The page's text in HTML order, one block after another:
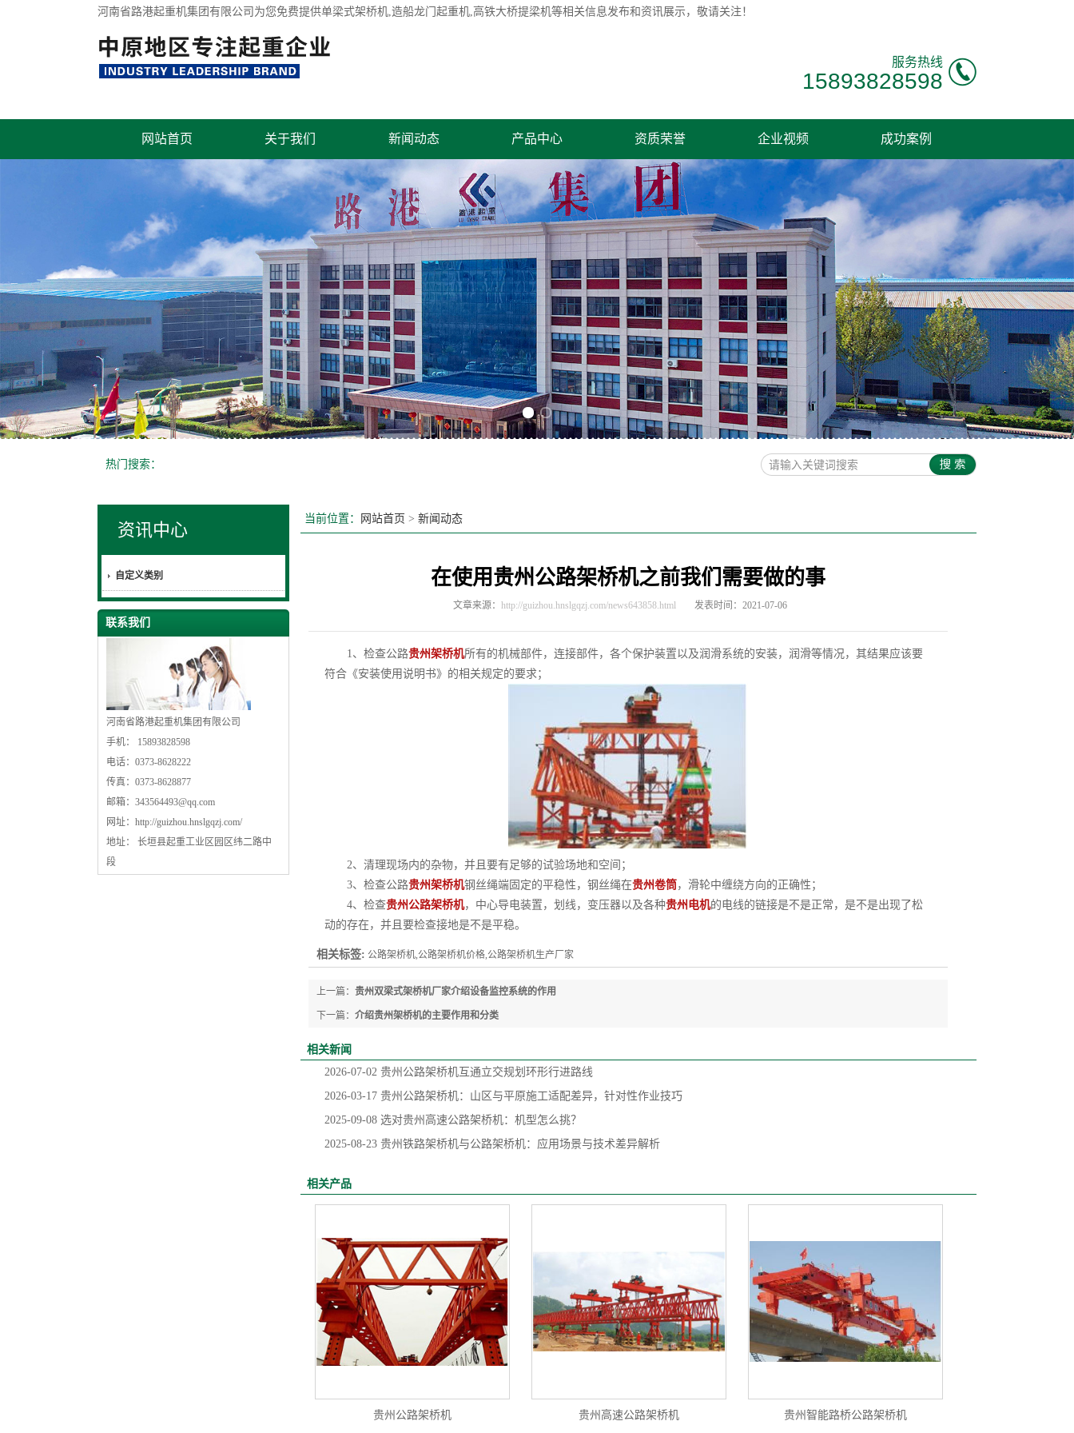
河南省路港起重机集团有限公司为您免费提供单梁式架桥机,造船龙门起重机,高铁大桥提梁机等相关信息发布和资讯展示，敬请关注！
服务热线
15893828598
网站首页 关于我们 新闻动态 产品中心 资质荣誉 企业视频 成功案例
联系我们
热门搜索：
资讯中心
自定义类别
联系我们
河南省路港起重机集团有限公司
手机： 15893828598
电话：0373-8628222
传真：0373-8628877
邮箱： 343564493@qq.com
网址： http://guizhou.hnslgqzj.com/
地址： 长垣县起重工业区园区纬二路中
段
当前位置： 网站首页 > 新闻动态
在使用贵州公路架桥机之前我们需要做的事
文章来源： http://guizhou.hnslgqzj.com/news643858.html 发表时间：2021-07-06
1、检查公路贵州架桥机所有的机械部件，连接部件，各个保护装置以及润滑系统的安装，润滑等情况，其结果应该要
符合《安装使用说明书》的相关规定的要求；
2、清理现场内的杂物，并且要有足够的试验场地和空间；
3、检查公路贵州架桥机钢丝绳端固定的平稳性，钢丝绳在贵州卷筒 ，滑轮中缠绕方向的正确性；
4、检查贵州公路架桥机，中心导电装置，划线，变压器以及各种贵州电机的电线的链接是不是正常，是不是出现了松
动的存在，并且要检查接地是不是平稳。
相关标签: 公路架桥机,公路架桥机价格,公路架桥机生产厂家
上一篇： 贵州双梁式架桥机厂家介绍设备监控系统的作用
下一篇： 介绍贵州架桥机的主要作用和分类
相关新闻
2026-07-02 贵州公路架桥机互通立交规划环形行进路线
2026-03-17 贵州公路架桥机：山区与平原施工适配差异，针对性作业技巧
2025-09-08 选对贵州高速公路架桥机：机型怎么挑？
2025-08-23 贵州铁路架桥机与公路架桥机：应用场景与技术差异解析
相关产品
贵州公路架桥机 贵州高速公路架桥机 贵州智能路桥公路架桥机